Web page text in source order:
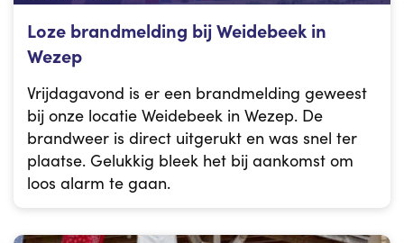
Loze brandmelding bij Weidebeek in
Wezep
Vrijdagavond is er een brandmelding geweest
bij onze locatie Weidebeek in Wezep. De
brandweer is direct uitgerukt en was snel ter
plaatse. Gelukkig bleek het bij aankomst om
loos alarm te gaan.